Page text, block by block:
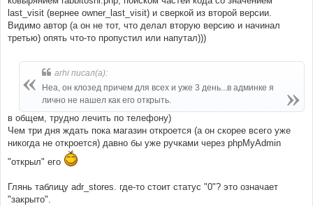
last_visit (вернее owner_last_visit) и сверкой из второй версии.
Видимо автор (а он не тот, что делал вторую версию и начинал
третью) опять что-то пропустил или напутал)))
arhi писал(а):
Неа, он клозед причем для всех и уже 3 день...в админке я
лично не нашел как его открыть.
в общем, трудно лечить по телефону)
Чем три дня ждать пока магазин откроется (а он скорее всего уже
никогда не откроется) давно бы уже ручками через phpMyAdmin
"открыл" его
Глянь таблицу adr_stores. где-то стоит статус "0"? это означает
"закрыто".